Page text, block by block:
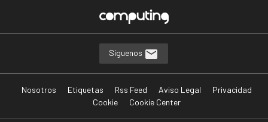
Síguenos
Nosotros Etiquetas Rss Feed Aviso Legal
Privacidad
Cookie
Cookie Center